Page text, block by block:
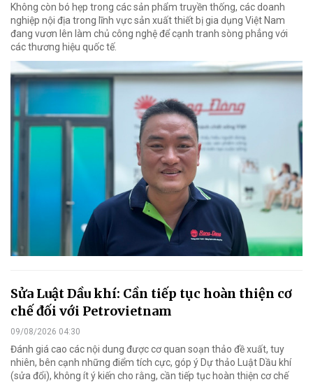
Không còn bó hẹp trong các sản phẩm truyền thống, các doanh
nghiệp nội địa trong lĩnh vực sản xuất thiết bị gia dụng Việt Nam
đang vươn lên làm chủ công nghệ để cạnh tranh sòng phẳng với
các thương hiệu quốc tế.
Sửa Luật Dầu khí: Cần tiếp tục hoàn thiện cơ
chế đối với Petrovietnam
09/08/2026 04:30
Đánh giá cao các nội dung được cơ quan soạn thảo đề xuất, tuy
nhiên, bên cạnh những điểm tích cực, góp ý Dự thảo Luật Dầu khí
(sửa đổi), không ít ý kiến cho rằng, cần tiếp tục hoàn thiện cơ chế